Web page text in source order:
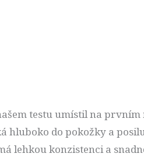
testu umístil na prvním
hluboko do pokožky a
lehkou konzistenci a